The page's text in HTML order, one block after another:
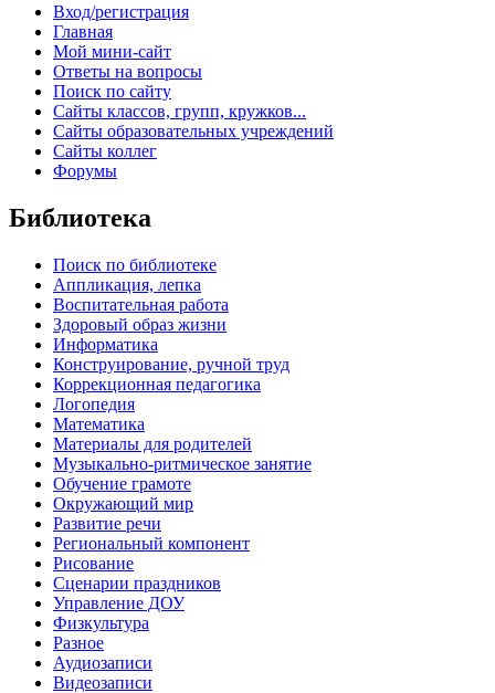
Вход/регистрация
Главная
Мой мини-сайт
Ответы на вопросы
Поиск по сайту
Сайты классов, групп, кружков...
Сайты образовательных учреждений
Сайты коллег
Форумы
Библиотека
Поиск по библиотеке
Аппликация, лепка
Воспитательная работа
Здоровый образ жизни
Информатика
Конструирование, ручной труд
Коррекционная педагогика
Логопедия
Математика
Материалы для родителей
Музыкально-ритмическое занятие
Обучение грамоте
Окружающий мир
Развитие речи
Региональный компонент
Рисование
Сценарии праздников
Управление ДОУ
Физкультура
Разное
Аудиозаписи
Видеозаписи